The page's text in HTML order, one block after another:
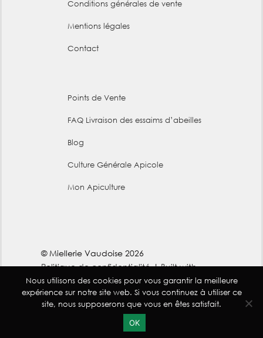
Conditions générales de vente
Mentions légales
Contact
Points de Vente
FAQ Livraison des essaims d’abeilles
Blog
Culture Générale Apicole
Mon Apiculture
© Miellerie Vaudoise 2026
Politique de confidentialité
Built with
WooCommerce.
0
Nous utilisons des cookies pour vous garantir la meilleure
expérience sur notre site web. Si vous continuez à utiliser ce
site, nous supposerons que vous en êtes satisfait.
OK